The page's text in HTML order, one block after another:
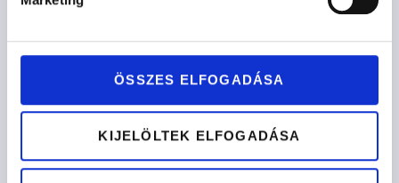
ÖSSZES ELFOGADÁSA
KIJELÖLTEK ELFOGADÁSA